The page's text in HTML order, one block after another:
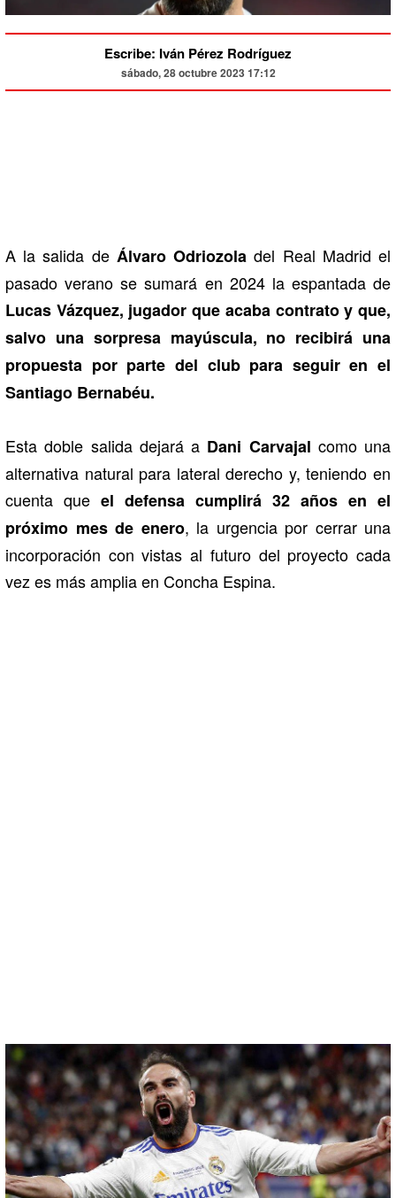
Escribe: Iván Pérez Rodríguez
sábado, 28 octubre 2023 17:12
A la salida de Álvaro Odriozoladel Real Madrid el
pasado verano se sumará en 2024 la espantada de
Lucas Vázquez, jugador que acaba contrato y que,
salvo una sorpresa mayúscula, no recibirá una
propuesta por parte del club para seguir en el
Santiago Bernabéu.
Esta doble salida dejará a Dani Carvajal como una
alternativa natural para lateral derecho y, teniendo en
cuenta que el defensa cumplirá 32 años en el
próximo mes de enero, la urgencia por cerrar una
incorporación con vistas al futuro del proyecto cada
vez es más amplia en Concha Espina.